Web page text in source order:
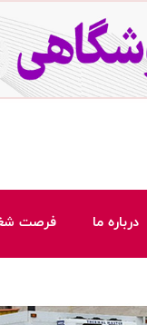
درباره ما فرصت